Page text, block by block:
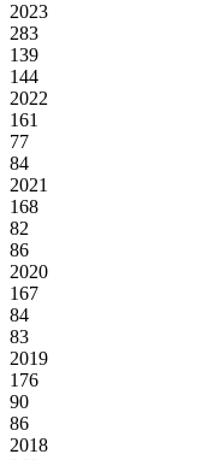
2023
283
139
144
2022
161
77
84
2021
168
82
86
2020
167
84
83
2019
176
90
86
2018